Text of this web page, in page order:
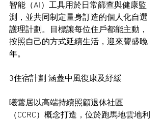
智能（AI）工具用於日常篩查與健康監
測，並共同制定量身訂造的個人化自選
護理計劃。目標讓每位住戶都能主動，
按照自己的方式延續生活，迎來豐盛晚
年。
3住宿計劃 涵蓋中風復康及紓緩
曦蕓居以高端持續照顧退休社區
（CCRC）概念打造，位於跑馬地雲地利